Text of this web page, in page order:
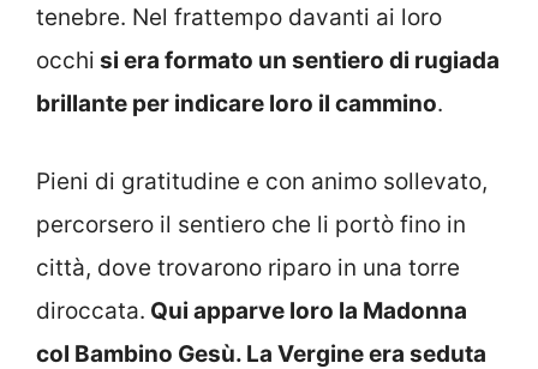
tenebre. Nel frattempo davanti ai loro
occhi si era formato un sentiero di rugiada
brillante per indicare loro il cammino.
Pieni di gratitudine e con animo sollevato,
percorsero il sentiero che li portò fino in
città, dove trovarono riparo in una torre
diroccata. Qui apparve loro la Madonna
col Bambino Gesù. La Vergine era seduta